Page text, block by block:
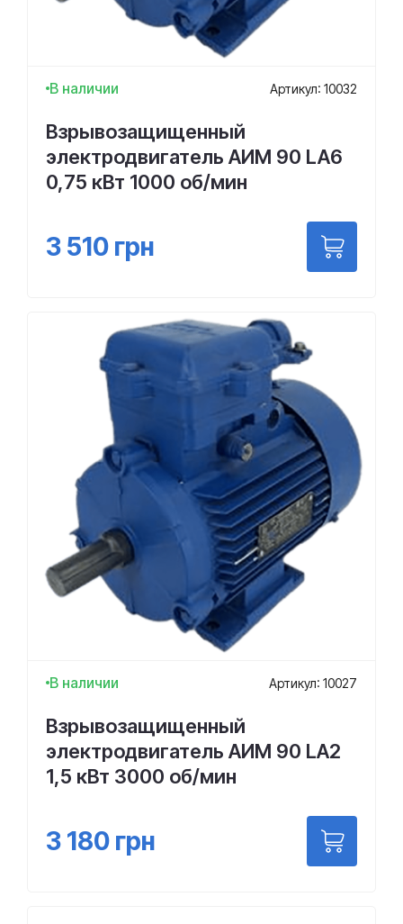
В наличии Артикул: 10032
Взрывозащищенный
электродвигатель АИМ 90 LA6
0,75 кВт 1000 об/мин
3 510 грн
В наличии Артикул: 10027
Взрывозащищенный
электродвигатель АИМ 90 LА2
1,5 кВт 3000 об/мин
3 180 грн